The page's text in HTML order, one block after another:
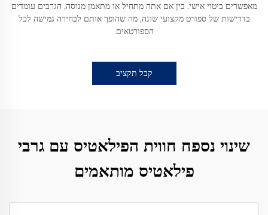
מאפשרים ביטוי אישי. בין אם אתה מתחיל או מתאמן מנוסה, הגרבים עומדים
בדרישות של ספורט מקצועי שונה, מה שהופך אותם לבחירה גמישה לכל
הספורטאים.
קבל תקציב
שינוי נספח חווית הפילאטיס עם גרבי
פילאטיס מותאמים